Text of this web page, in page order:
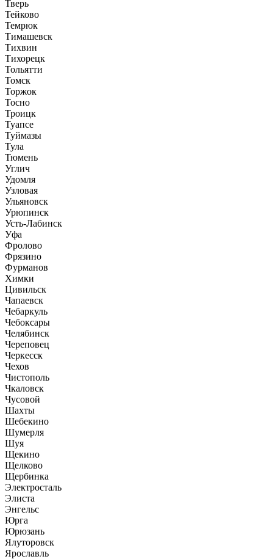
Тверь
Тейково
Темрюк
Тимашевск
Тихвин
Тихорецк
Тольятти
Томск
Торжок
Тосно
Троицк
Туапсе
Туймазы
Тула
Тюмень
Углич
Удомля
Узловая
Ульяновск
Урюпинск
Усть-Лабинск
Уфа
Фролово
Фрязино
Фурманов
Химки
Цивильск
Чапаевск
Чебаркуль
Чебоксары
Челябинск
Череповец
Черкесск
Чехов
Чистополь
Чкаловск
Чусовой
Шахты
Шебекино
Шумерля
Шуя
Щекино
Щелково
Щербинка
Электросталь
Элиста
Энгельс
Юрга
Юрюзань
Ялуторовск
Ярославль